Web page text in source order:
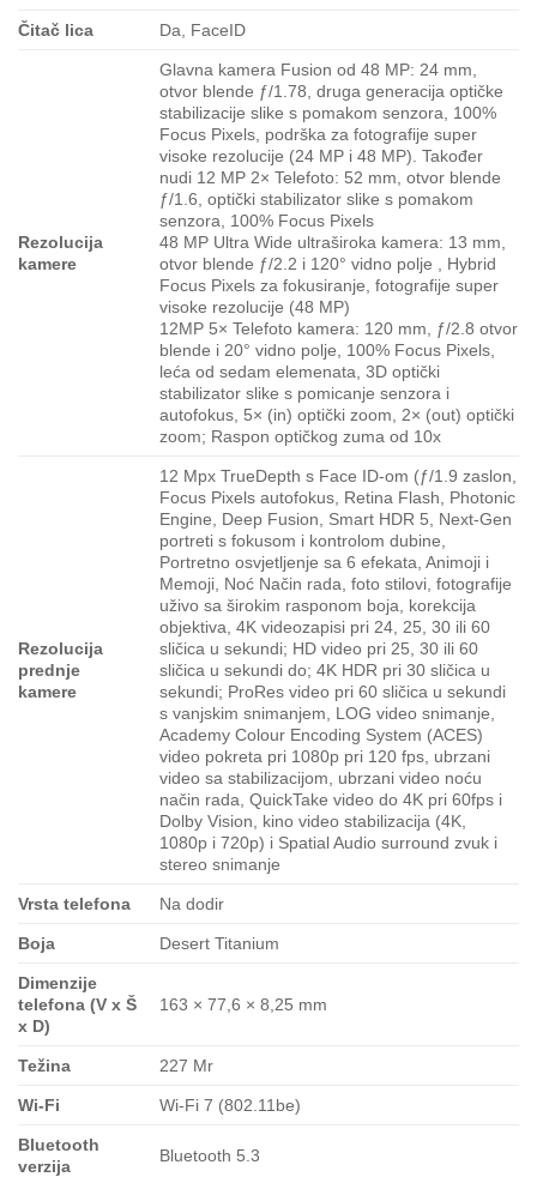
Čitač lica Da, FaceID
Rezolucija
kamere
Glavna kamera Fusion od 48 MP: 24 mm,
otvor blende ƒ/1.78, druga generacija optičke
stabilizacije slike s pomakom senzora, 100%
Focus Pixels, podrška za fotografije super
visoke rezolucije (24 MP i 48 MP). Također
nudi 12 MP 2× Telefoto: 52 mm, otvor blende
ƒ/1.6, optički stabilizator slike s pomakom
senzora, 100% Focus Pixels
48 MP Ultra Wide ultraširoka kamera: 13 mm,
otvor blende ƒ/2.2 i 120° vidno polje , Hybrid
Focus Pixels za fokusiranje, fotografije super
visoke rezolucije (48 MP)
12MP 5× Telefoto kamera: 120 mm, ƒ/2.8 otvor
blende i 20° vidno polje, 100% Focus Pixels,
leća od sedam elemenata, 3D optički
stabilizator slike s pomicanje senzora i
autofokus, 5× (in) optički zoom, 2× (out) optički
zoom; Raspon optičkog zuma od 10x
Rezolucija
prednje
kamere
12 Mpx TrueDepth s Face ID-om (ƒ/1.9 zaslon,
Focus Pixels autofokus, Retina Flash, Photonic
Engine, Deep Fusion, Smart HDR 5, Next-Gen
portreti s fokusom i kontrolom dubine,
Portretno osvjetljenje sa 6 efekata, Animoji i
Memoji, Noć Način rada, foto stilovi, fotografije
uživo sa širokim rasponom boja, korekcija
objektiva, 4K videozapisi pri 24, 25, 30 ili 60
sličica u sekundi; HD video pri 25, 30 ili 60
sličica u sekundi do; 4K HDR pri 30 sličica u
sekundi; ProRes video pri 60 sličica u sekundi
s vanjskim snimanjem, LOG video snimanje,
Academy Colour Encoding System (ACES)
video pokreta pri 1080p pri 120 fps, ubrzani
video sa stabilizacijom, ubrzani video noću
način rada, QuickTake video do 4K pri 60fps i
Dolby Vision, kino video stabilizacija (4K,
1080p i 720p) i Spatial Audio surround zvuk i
stereo snimanje
Vrsta telefona Na dodir
Boja Desert Titanium
Dimenzije
telefona (V x Š
x D)
163 × 77,6 × 8,25 mm
Težina 227 Mr
Wi-Fi Wi-Fi 7 (802.11be)
Bluetooth
verzija
Bluetooth 5.3